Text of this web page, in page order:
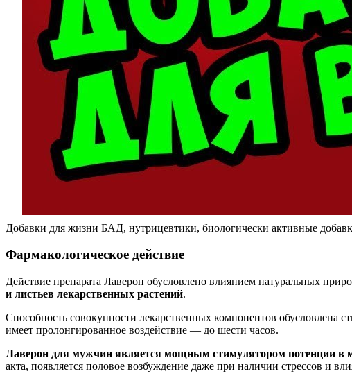
Добавки для жизни БАД, нутрицевтики, биологически активные
Фармакологическое действие
Действие препарата Лаверон обусловлено влиянием натуральных
и листьев лекарственных растений.
Способность совокупности лекарственных компонентов обусловлена
имеет пролонгированное воздействие — до шести часов.
Лаверон для мужчин является мощным стимулятором потенции в
акта, появляется половое возбуждение даже при наличии стрессов